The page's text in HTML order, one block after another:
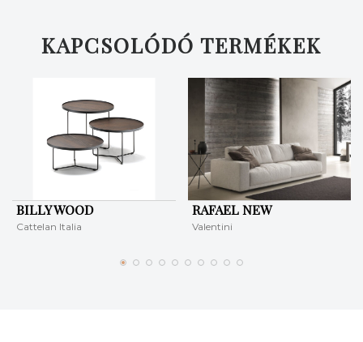
KAPCSOLÓDÓ TERMÉKEK
BILLY WOOD
Cattelan Italia
RAFAEL NEW
Valentini